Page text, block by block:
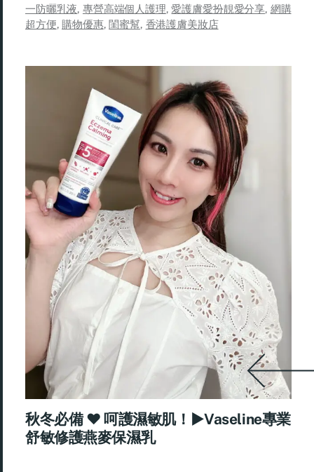
一防曬乳液, 專營高端個人護理,愛護膚愛扮靚愛分享, 網購
超方便, 購物優惠, 閨蜜幫, 香港護膚美妝店
秋冬必備 ♥ 呵護濕敏肌！►Vaseline專業
舒敏修護燕麥保濕乳